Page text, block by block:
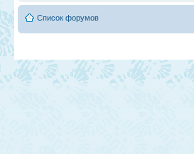
Список форумов